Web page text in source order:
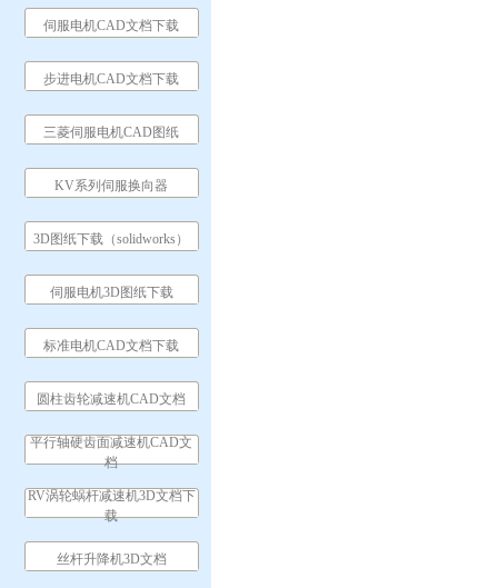
伺服电机CAD文档下载
步进电机CAD文档下载
三菱伺服电机CAD图纸
KV系列伺服换向器
3D图纸下载（solidworks）
伺服电机3D图纸下载
标准电机CAD文档下载
圆柱齿轮减速机CAD文档
平行轴硬齿面减速机CAD文
档
RV涡轮蜗杆减速机3D文档下
载
丝杆升降机3D文档